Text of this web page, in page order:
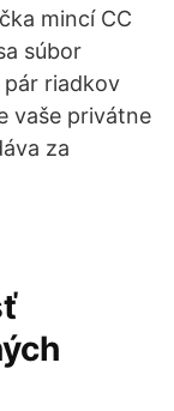
mincí CC
súbor
riadkov
vaše privátne
za